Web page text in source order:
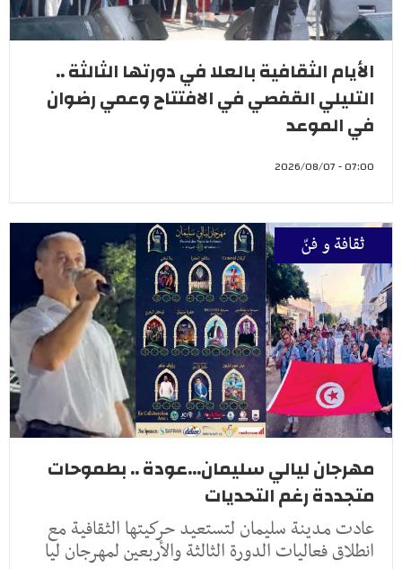
الأيام الثقافية بالعلا في دورتها الثالثة ..
التليلي القفصي في الافتتاح وعمي رضوان
في الموعد
07:00 - 2026/08/07
ثقافة و فنّ
مهرجان ليالي سليمان...عودة .. بطموحات
متجددة رغم التحديات
عادت مدينة سليمان لتستعيد حركيتها الثقافية مع
انطلاق فعاليات الدورة الثالثة والأربعين لمهرجان ليا